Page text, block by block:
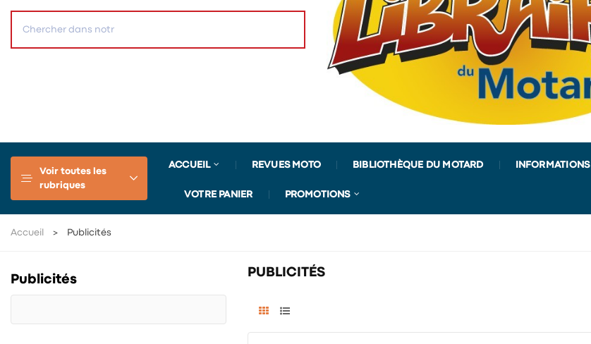
Voir toutes les
rubriques
ACCUEIL REVUES MOTO BIBLIOTHÈQUE DU MOTARD INFORMATIONS
VOTRE PANIER PROMOTIONS
Accueil Publicités
Publicités
PUBLICITÉS